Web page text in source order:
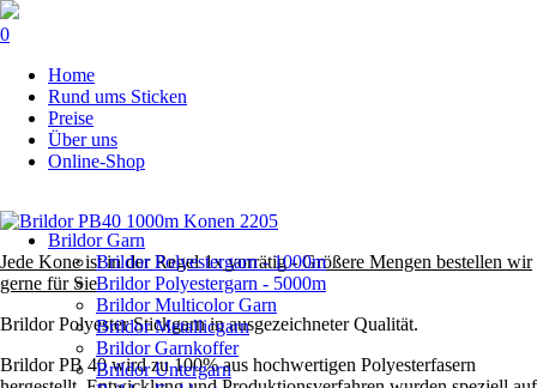
0
überspringen
Home
Rund ums Sticken
Preise
Über uns
Online-Shop
Jede Kone ist in der Regel 1x vorrätig - Größere Mengen bestellen wir
gerne für Sie
Brildor Polyester Stickgarn in ausgezeichneter Qualität.
Brildor PB 40 wird zu 100% aus hochwertigen Polyesterfasern
Navigation
überspringenBrildor Garn
Brildor Polyestergarn - 1000m
Brildor Polyestergarn - 5000m
Brildor Multicolor Garn
Brildor Metallicgarn
Brildor Garnkoffer
Brildor Untergarn